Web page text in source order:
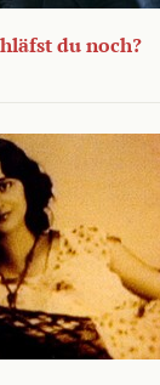
du noch?